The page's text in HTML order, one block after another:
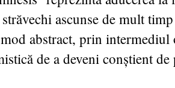
ascunse de mult
abstract, prin
de a deveni conștient